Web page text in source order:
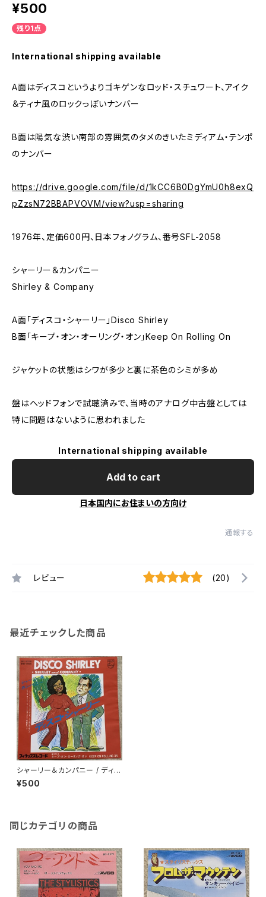
¥500
残り1点
International shipping available
A面はディスコというよりゴキゲンなロッド・スチュワート、アイク
＆ティナ風のロックっぽいナンバー
B面は陽気な渋い南部の雰囲気のタメのきいたミディアム・テンポ
のナンバー
https://drive.google.com/file/d/1kCC6B0DgYmU0h8exQ
pZzsN72BBAPVOVM/view?usp=sharing
1976年、定価600円、日本フォノグラム、番号SFL-2058
シャーリー＆カンパニー
Shirley & Company
A面「ディスコ・シャーリー」Disco Shirley
B面「キープ・オン・オーリング・オン」Keep On Rolling On
ジャケットの状態はシワが多少と裏に茶色のシミが多め
盤はヘッドフォンで試聴済みで、当時のアナログ中古盤としては
特に問題はないように思われました
International shipping available
Add to cart
日本国内にお住まいの方向け
通報する
レビュー (20)
最近チェックした商品
シャーリー＆カンパニー / ディス
コ・シャーリー
¥500
同じカテゴリの商品